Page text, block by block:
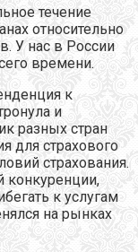
течение
относительно
У нас в России
времени.
к
и
разных стран
для страхового
страхования.
конкуренции,
к услугам
на рынках